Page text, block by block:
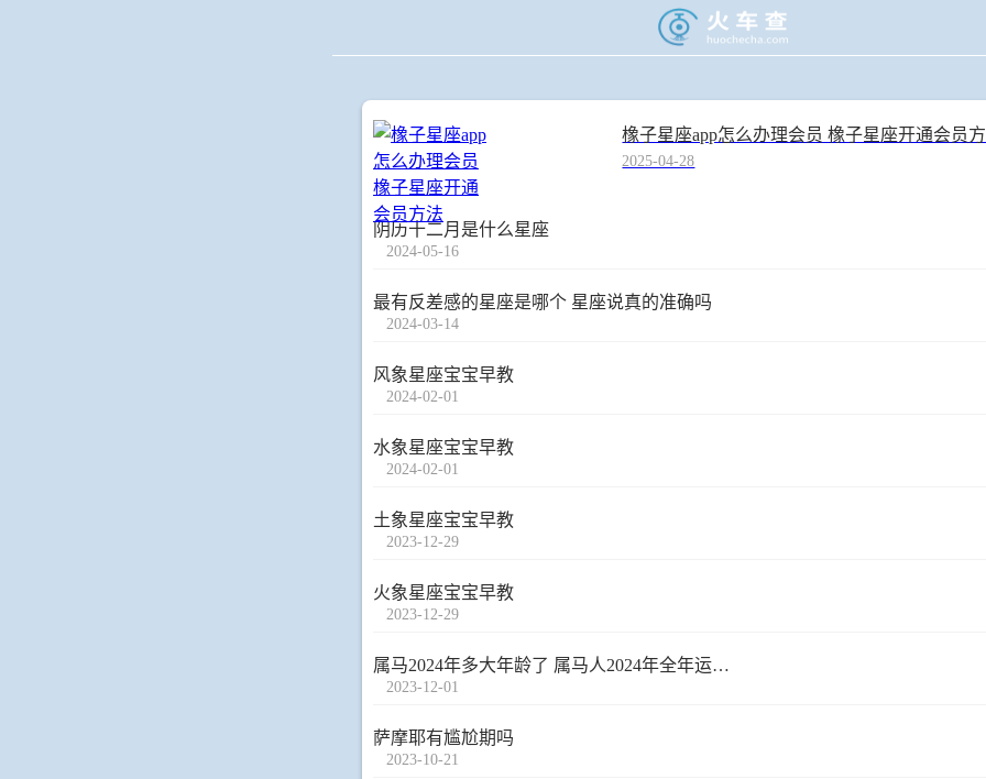
橡子星座app怎么办理会员 橡子星座开通会员
2025-04-28
阴历十二月是什么星座
2024-05-16
最有反差感的星座是哪个 星座说真的准确吗
2024-03-14
风象星座宝宝早教
2024-02-01
水象星座宝宝早教
2024-02-01
土象星座宝宝早教
2023-12-29
火象星座宝宝早教
2023-12-29
属马2024年多大年龄了 属马人2024年全年运势分析
2023-12-01
萨摩耶有尴尬期吗
2023-10-21